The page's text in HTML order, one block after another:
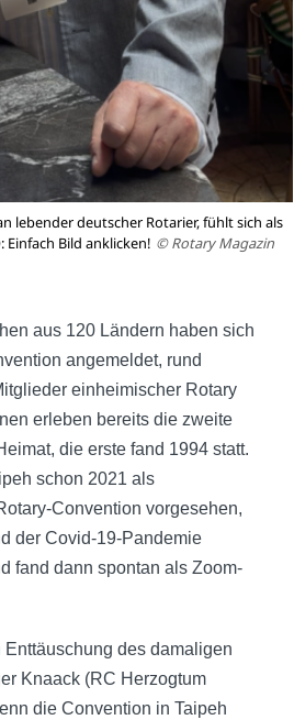
lebender deutscher Rotarier, fühlt sich als
Einfach Bild anklicken! © Rotary Magazin
aus 120 Ländern haben sich
angemeldet, rund
einheimischer Rotary
erleben bereits die zweite
die erste fand 1994 statt.
schon 2021 als
Convention vorgesehen,
der Covid-19-Pandemie
fand dann spontan als Zoom-
des damaligen
Knaack (RC Herzogtum
die Convention in Taipeh